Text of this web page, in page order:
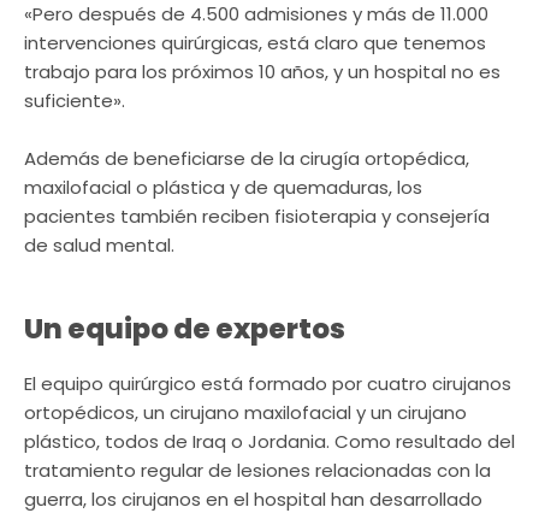
«Pero después de 4.500 admisiones y más de 11.000
intervenciones quirúrgicas, está claro que tenemos
trabajo para los próximos 10 años, y un hospital no es
suficiente».
Además de beneficiarse de la cirugía ortopédica,
maxilofacial o plástica y de quemaduras, los
pacientes también reciben fisioterapia y consejería
de salud mental.
Un equipo de expertos
El equipo quirúrgico está formado por cuatro cirujanos
ortopédicos, un cirujano maxilofacial y un cirujano
plástico, todos de Iraq o Jordania. Como resultado del
tratamiento regular de lesiones relacionadas con la
guerra, los cirujanos en el hospital han desarrollado